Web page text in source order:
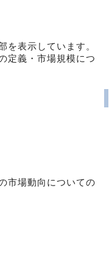
を表示しています。
定義・市場規模につ
市場動向についての